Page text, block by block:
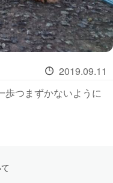
2019.09.11
つまずかないように